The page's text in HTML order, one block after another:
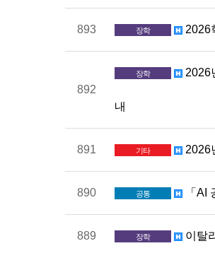
893 장학 2026
892
장학 2026
내
891 기타 2026
890 공통 「AI
889 장학 이탈